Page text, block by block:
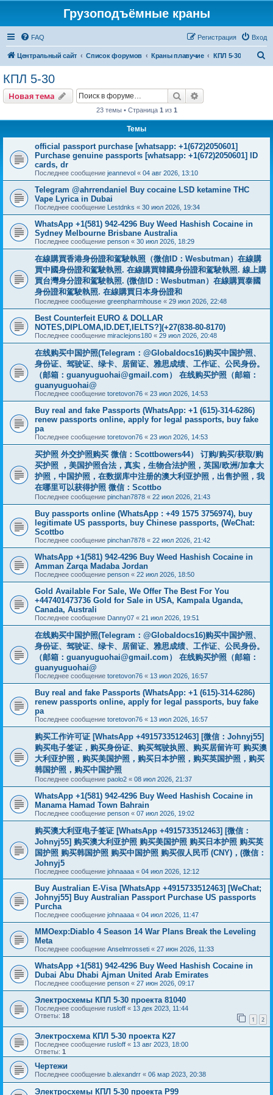
Грузоподъёмные краны
FAQ Вход
Регистрация
Центральный сайт Список форумов Краны плавучие КПЛ 5-30
КПЛ 5-30
Новая тема Поиск
23 темы • Страница 1 из 1
Темы
official passport purchase [whatsapp: +1(672)2050601]
Purchase genuine passports [whatsapp: +1(672)2050601] ID
cards, dr
Последнее сообщение jeannevol « 04 авг 2026, 13:10
Telegram @ahrrendaniel Buy cocaine LSD ketamine THC
Vape Lyrica in Dubai
Последнее сообщение Lestdnks « 30 июл 2026, 19:34
WhatsApp +1(581) 942-4296 Buy Weed Hashish Cocaine in
Sydney Melbourne Brisbane Australia
Последнее сообщение penson « 30 июл 2026, 18:29
在線購買香港身份證和駕駛執照（微信ID：Wesbutman）在線購
買中國身份證和駕駛執照. 在線購買韓國身份證和駕駛執照. 線上購
買台灣身分證和駕駛執照. (微信ID：Wesbutman）在線購買泰國
身份證和駕駛執照. 在線購買日本身份證和
Последнее сообщение greenpharmhouse « 29 июл 2026, 22:48
Best Counterfeit EURO & DOLLAR
NOTES,DIPLOMA,ID.DET,IELTS?](+27(838-80-8170)
Последнее сообщение miraclejons180 « 29 июл 2026, 20:48
在线购买中国护照(Telegram：@Globaldocs16)购买中国护照、
身份证、驾驶证、绿卡、居留证、雅思成绩、工作证、公民身份。
（邮箱： guanyuguohai@gmail.com ） 在线购买护照（邮箱：
guanyuguohai@
Последнее сообщение toretovon76 « 23 июл 2026, 14:53
Buy real and fake Passports (WhatsApp: +1 (615)-314-6286)
renew passports online, apply for legal passports, buy fake
pa
Последнее сообщение toretovon76 « 23 июл 2026, 14:53
买护照 外交护照购买 微信：Scottbowers44） 订购/购买/获取/购
买护照 ，美国护照合法，真实，生物合法护照，英国/欧洲/加拿大
护照，中国护照，在数据库中注册的澳大利亚护照，出售护照，我
在哪里可以获得护照 微信：Scottbo
Последнее сообщение pinchan7878 « 22 июл 2026, 21:43
Buy passports online (WhatsApp : +49 1575 3756974), buy
legitimate US passports, buy Chinese passports, (WeChat:
Scottbo
Последнее сообщение pinchan7878 « 22 июл 2026, 21:42
WhatsApp +1(581) 942-4296 Buy Weed Hashish Cocaine in
Amman Zarqa Madaba Jordan
Последнее сообщение penson « 22 июл 2026, 18:50
Gold Available For Sale, We Offer The Best For You
+447401473736 Gold for Sale in USA, Kampala Uganda,
Canada, Australi
Последнее сообщение Danny07 « 21 июл 2026, 19:51
在线购买中国护照(Telegram：@Globaldocs16)购买中国护照、
身份证、驾驶证、绿卡、居留证、雅思成绩、工作证、公民身份。
（邮箱： guanyuguohai@gmail.com ） 在线购买护照（邮箱：
guanyuguohai@
Последнее сообщение toretovon76 « 13 июл 2026, 16:57
Buy real and fake Passports (WhatsApp: +1 (615)-314-6286)
renew passports online, apply for legal passports, buy fake
pa
Последнее сообщение toretovon76 « 13 июл 2026, 16:57
购买工作许可证 [WhatsApp +4915733512463] [微信：Johnyj55]
购买电子签证，购买身份证、购买驾驶执照、购买居留许可 购买澳
大利亚护照，购买美国护照，购买日本护照，购买英国护照，购买
韩国护照，购买中国护照
Последнее сообщение paolo2 « 08 июл 2026, 21:37
WhatsApp +1(581) 942-4296 Buy Weed Hashish Cocaine in
Manama Hamad Town Bahrain
Последнее сообщение penson « 07 июл 2026, 19:02
购买澳大利亚电子签证 [WhatsApp +4915733512463] [微信：
Johnyj55] 购买澳大利亚护照 购买美国护照 购买日本护照 购买英
国护照 购买韩国护照 购买中国护照 购买假人民币 (CNY)，(微信：
Johnyj5
Последнее сообщение johnaaaa « 04 июл 2026, 12:12
Buy Australian E-Visa [WhatsApp +4915733512463] [WeChat;
Johnyj55] Buy Australian Passport Purchase US passports
Purcha
Последнее сообщение johnaaaa « 04 июл 2026, 11:47
MMOexp:Diablo 4 Season 14 War Plans Break the Leveling
Meta
Последнее сообщение Anselmrosseti « 27 июн 2026, 11:33
WhatsApp +1(581) 942-4296 Buy Weed Hashish Cocaine in
Dubai Abu Dhabi Ajman United Arab Emirates
Последнее сообщение penson « 27 июн 2026, 09:17
Электросхемы КПЛ 5-30 проекта 81040
Последнее сообщение rusloff « 13 дек 2023, 11:44
Ответы: 18 1 2
Электросхема КПЛ 5-30 проекта К27
Последнее сообщение rusloff « 13 авг 2023, 18:00
Ответы: 1
Чертежи
Последнее сообщение b.alexandrr « 06 мар 2023, 20:38
Электросхемы КПЛ 5-30 проекта Р99